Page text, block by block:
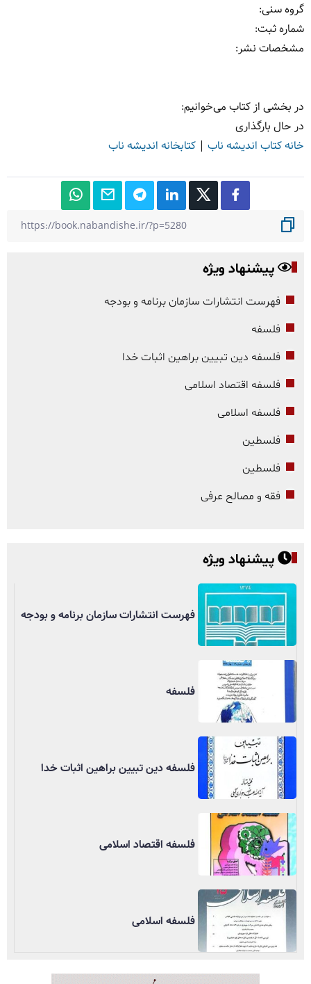
گروه سنی:
شماره ثبت:
مشخصات نشر: ‏‫
در بخشی از کتاب می‌خوانیم:
در حال بارگذاری
خانه کتاب اندیشه ناب | کتابخانه اندیشه ناب
پیشنهاد ویژه
فهرست انتشارات سازمان برنامه و بودجه
فلسفه
فلسفه دین تبیین براهین اثبات خدا
فلسفه اقتصاد اسلامی
فلسفه اسلامی
فلسطین
فلسطین
فقه و مصالح عرفی
پیشنهاد ویژه
فهرست انتشارات سازمان برنامه و بودجه
فلسفه
فلسفه دین تبیین براهین اثبات خدا
فلسفه اقتصاد اسلامی
فلسفه اسلامی